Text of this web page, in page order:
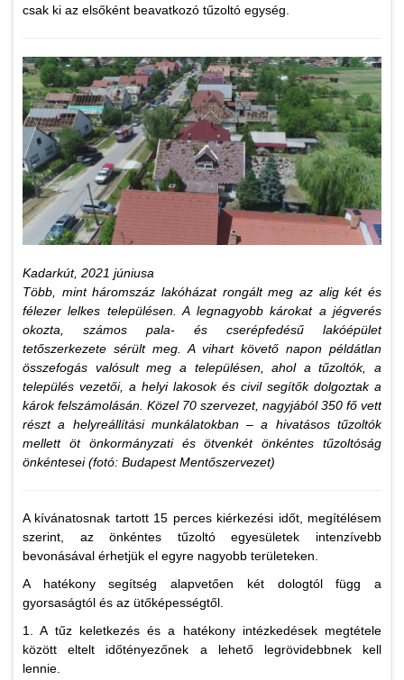
csak ki az elsőként beavatkozó tűzoltó egység.
Kadarkút, 2021 júniusa
Több, mint háromszáz lakóházat rongált meg az alig két és
félezer lelkes településen. A legnagyobb károkat a jégverés
okozta, számos pala- és cserépfedésű lakóépület
tetőszerkezete sérült meg. A vihart követő napon példátlan
összefogás valósult meg a településen, ahol a tűzoltók, a
település vezetői, a helyi lakosok és civil segítők dolgoztak a
károk felszámolásán. Közel 70 szervezet, nagyjából 350 fő vett
részt a helyreállítási munkálatokban – a hivatásos tűzoltók
mellett öt önkormányzati és ötvenkét önkéntes tűzoltóság
önkéntesei (fotó: Budapest Mentőszervezet)
A kívánatosnak tartott 15 perces kiérkezési időt, megítélésem
szerint, az önkéntes tűzoltó egyesületek intenzívebb
bevonásával érhetjük el egyre nagyobb területeken.
A hatékony segítség alapvetően két dologtól függ a
gyorsaságtól és az ütőképességtől.
1. A tűz keletkezés és a hatékony intézkedések megtétele
között eltelt időtényezőnek a lehető legrövidebbnek kell
lennie.